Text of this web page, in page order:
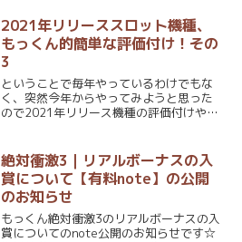
トエンペラーの設定５と６は、他の設定
と比べてあまりにもわかり...
2021年リリーススロット機種、
もっくん的簡単な評価付け！その
3
ということで毎年やっているわけでもな
く、突然今年からやってみようと思った
ので2021年リリース機種の評価付けやり
2記事目は下記。2021年機種評価多分抜
けてるものはな...
絶対衝激3｜リアルボーナスの入
賞について【有料note】の公開
のお知らせ
もっくん絶対衝激3のリアルボーナスの入
賞についてのnote公開のお知らせです☆